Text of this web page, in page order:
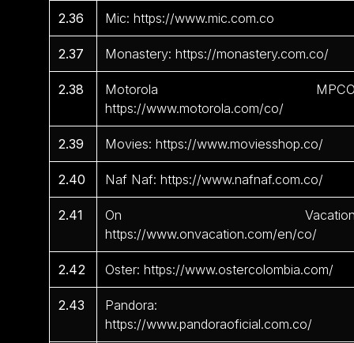
2.36 Mic: https://www.mic.com.co
2.37 Monastery: https://monastery.com.co/
2.38
Motorola
https://www.motorola.com/co/
2.39 Movies: https://www.moviesshop.co/
2.40 Naf Naf: https://www.nafnaf.com.co/
2.41
On
https://www.onvacation.com/en/co/
2.42 Oster: https://www.ostercolombia.com/
2.43
Pandora:
https://www.pandoraoficial.com.co/